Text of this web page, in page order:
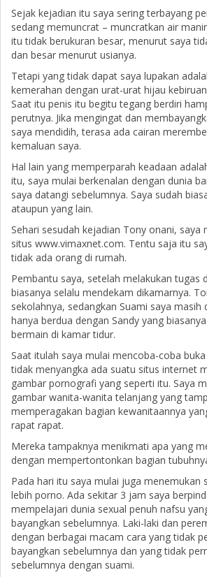
Sejak kejadian itu saya sering terbayang
sedang memuncrat – muncratkan air
itu tidak berukuran besar, menurut saya
dan besar menurut usianya.
Tetapi yang tidak dapat saya lupakan
kemerahan dengan urat-urat hijau
Saat itu penis itu begitu tegang berdiri
perutnya. Jika mengingat dan
saya mendidih, terasa ada cairan
kemaluan saya.
Hal lain yang memperparah keadaan
itu, saya mulai berkenalan dengan dunia
saya datangi sebelumnya. Saya sudah
ataupun yang lain.
Sehari sesudah kejadian Tony onani, saya
situs www.vimaxnet.com. Tentu saja itu
tidak ada orang di rumah.
Pembantu saya, setelah melakukan tugas
biasanya selalu mendekam dikamarnya.
sekolahnya, sedangkan Suami saya masih
hanya berdua dengan Sandy yang
bermain di kamar tidur.
Saat itulah saya mulai mencoba-coba
tidak menyangka ada suatu situs internet
gambar pornografi yang seperti itu. Saya
gambar wanita-wanita telanjang yang
memperagakan bagian kewanitaannya
rapat rapat.
Mereka tampaknya menikmati apa yang
dengan mempertontonkan bagian
Pada hari itu saya mulai juga menemukan
lebih porno. Ada sekitar 3 jam saya
mempelajari dunia sexual penuh nafsu
bayangkan sebelumnya. Laki-laki dan
dengan berbagai macam cara yang tidak
bayangkan sebelumnya dan yang tidak
sebelumnya dengan suami.